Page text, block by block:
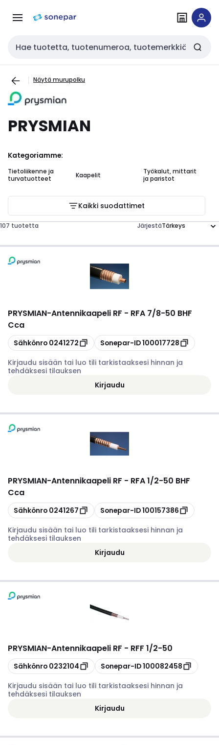
navigointiinsisältöön
Haku
Näytä murupolku
PRYSMIAN
Kategoriamme:
Tietoliikenne ja
turvatuotteet
Kaapelit
Työkalut, mittarit
ja paristot
Kaikki suodattimet
107 tuotetta Järjestä
PRYSMIAN-Antennikaapeli RF - RFA 7/8-50 BHF
Cca
Kopioi
Sähkönro 0241272 Kopioi
Sonepar-ID100017728
Kirjaudu sisään tai luo tili tarkistaaksesi hinnan ja
tehdäksesi tilauksen
Kirjaudu
PRYSMIAN-Antennikaapeli RF - RFA 1/2-50 BHF
Cca
Kopioi
Sähkönro 0241267 Kopioi
Sonepar-ID100157386
Kirjaudu sisään tai luo tili tarkistaaksesi hinnan ja
tehdäksesi tilauksen
Kirjaudu
PRYSMIAN-Antennikaapeli RF - RFF 1/2-50
Kopioi
Sähkönro 0232104 Kopioi
Sonepar-ID100082458
Kirjaudu sisään tai luo tili tarkistaaksesi hinnan ja
tehdäksesi tilauksen
Kirjaudu